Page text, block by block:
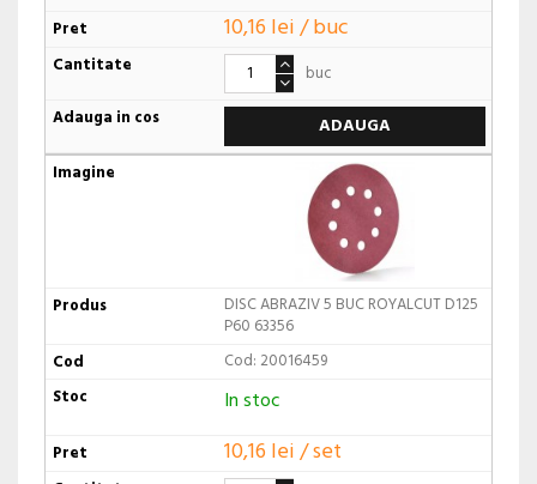
10,16 lei / buc
buc
ADAUGA
DISC ABRAZIV 5 BUC ROYALCUT D125
P60 63356
Cod: 20016459
In stoc
10,16 lei / set